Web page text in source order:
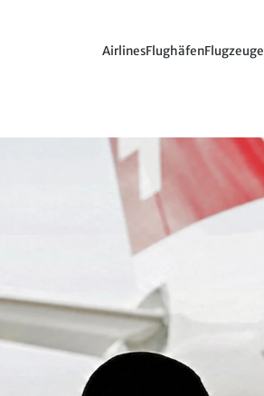
AirlinesFlughäfenFlugzeuge